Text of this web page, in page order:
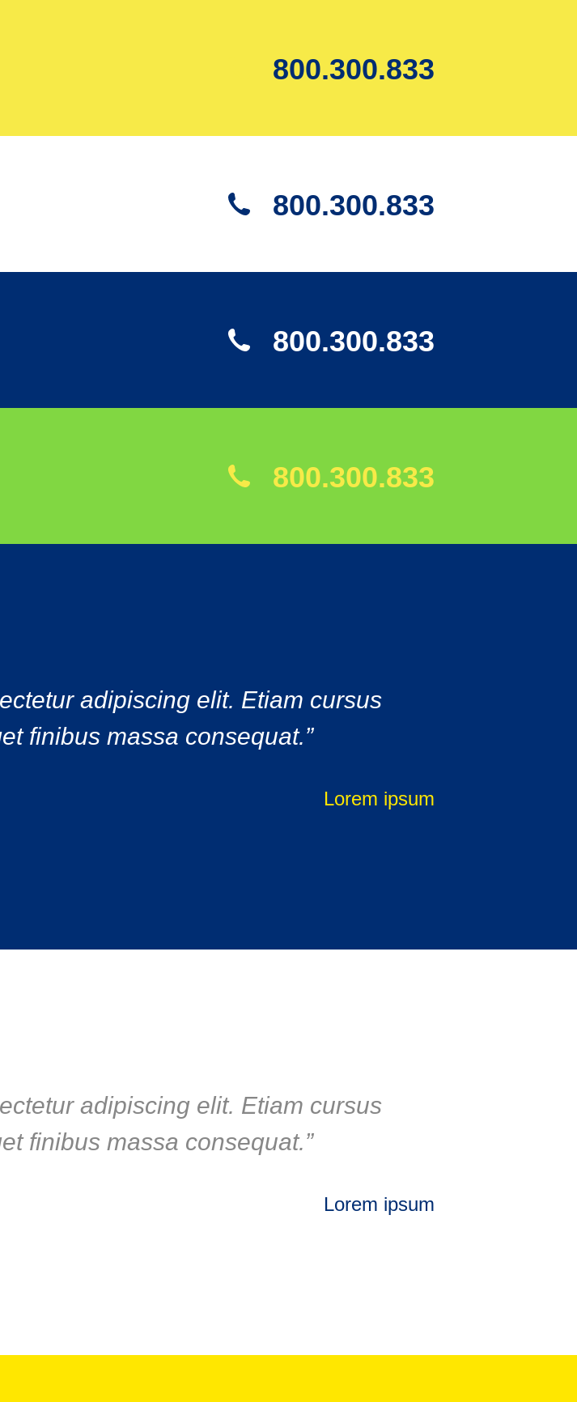
800.300.833
800.300.833
800.300.833
800.300.833
adipiscing elit. Etiam cursus
finibus massa consequat.”
Lorem ipsum
adipiscing elit. Etiam cursus
finibus massa consequat.”
Lorem ipsum